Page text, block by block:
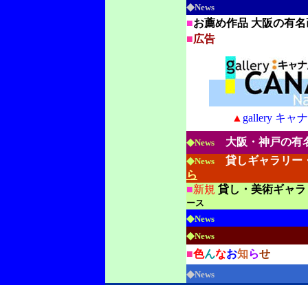
◆News
■お薦め作品 大阪の有
■広告
▲ gallery キャ
◆News
大阪・神戸の
◆News
貸しギャラリー
ら
■新規 貸し・美術ギャ
ース
◆News
◆News
■色んなお知らせ
◆News